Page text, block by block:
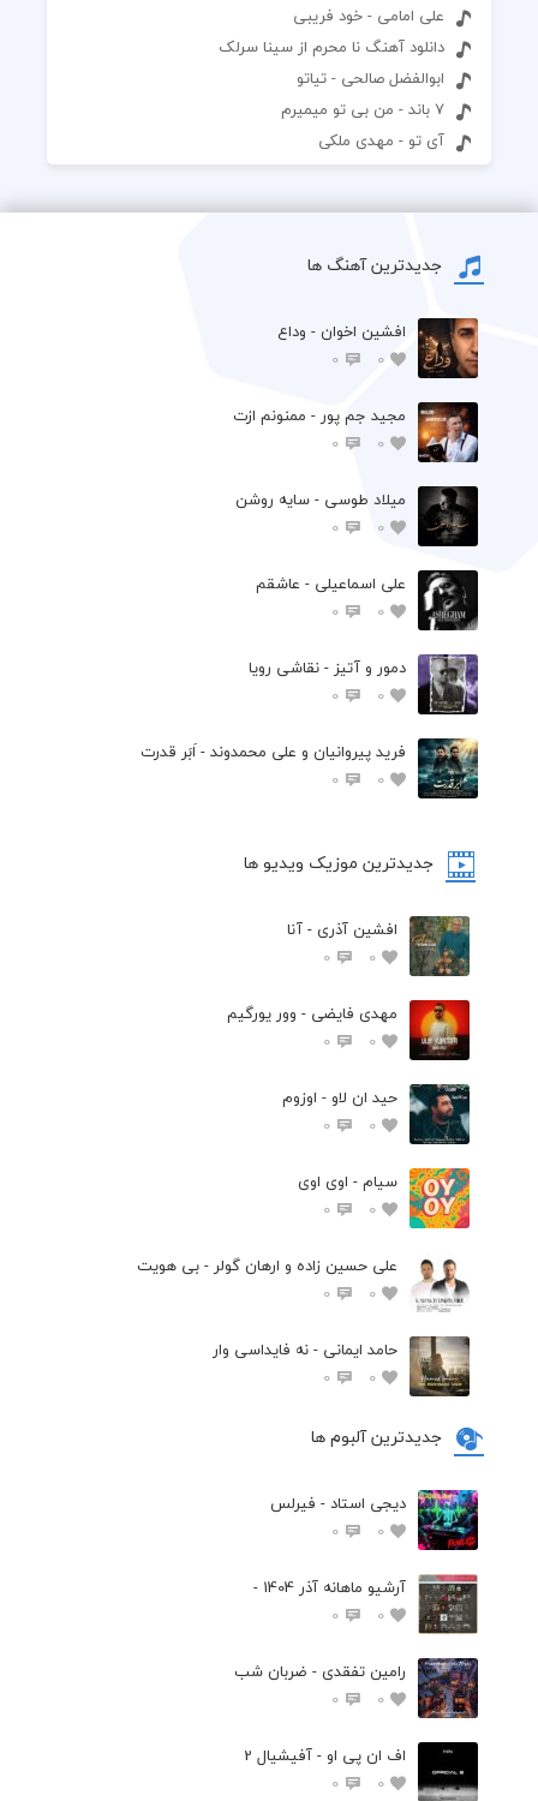
علی امامی - خود فریبی
دانلود آهنگ نا محرم از سینا سرلک
ابوالفضل صالحی - تیاتو
7 باند - من بی تو میمیرم
آی تو - مهدی ملکی
جدیدترین آهنگ ها
افشين اخوان - وداع
0
0
مجید جم پور - ممنونم ازت
0
0
میلاد طوسی - سایه روشن
0
0
علی اسماعیلی - عاشقم
0
0
دمور و آتیز - نقاشی رویا
0
0
فرید پیروانیان و علی محمدوند - اَبَر قدرت
0
0
جدیدترین موزیک ویدیو ها
افشین آذری - آنا
0
0
مهدی فایضی - وور یورگیم
0
0
حید ان لاو - اوزوم
0
0
سیام - اوی اوی
0
0
علی حسین زاده و ارهان گولر - بی هویت
0
0
حامد ایمانی - نه فایداسی وار
0
0
جدیدترین آلبوم ها
دیجی استاد - فیرلس
0
0
آرشیو ماهانه آذر 1404 -
0
0
رامین تفقدی - ضربان شب
0
0
اف ان پی او - آفیشیال 2
0
0